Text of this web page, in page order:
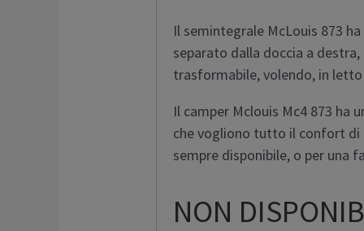
Il semintegrale McLouis 873
separato dalla doccia a
trasformabile, volendo, in
Il camper Mclouis Mc4 873 ha
che vogliono tutto il confort di
sempre disponibile, o per una
NON